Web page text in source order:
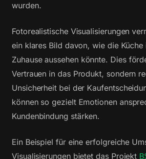
wurden.
Fotorealistische Visualisierungen
ein klares Bild davon, wie die Küche
Zuhause aussehen könnte. Dies
Vertrauen in das Produkt, sondern
Unsicherheit bei der
können so gezielt Emotionen
Kundenbindung stärken.
Ein Beispiel für eine erfolgreiche
Visualisierungen bietet das Projekt